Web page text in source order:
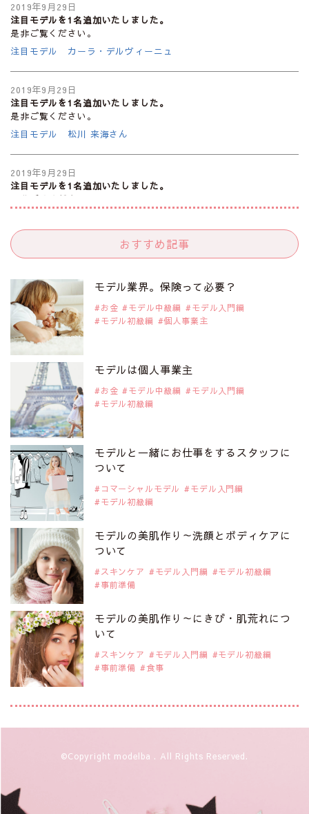
2019年9月29日
注目モデルを1名追加いたしました。
是非ご覧ください。
注目モデル カーラ・デルヴィーニュ
2019年9月29日
注目モデルを1名追加いたしました。
是非ご覧ください。
注目モデル 松川 来海さん
2019年9月29日
注目モデルを1名追加いたしました。
是非ご覧ください。
2019年9月29日
是非ご覧ください。
注目モデル 水原佑果さん
2019年9月29日
是非ご覧ください。
注目モデル CHIHARUさん
2019年9月29日
注目モデルを1名追加いたしました。
是非ご覧ください。
注目モデル 藤井サチさん
2019年9月29日
注目モデルを1名追加いたしました。
是非ご覧ください。
大注目のモデル10人
2019年9月29日
注目モデルを1名追加いたしました。
是非ご覧ください。
注目のアジア系モデル
2019年9月29日
注目モデルを1名追加いたしました。
2019年9月29日
注目モデルを1名追加いたしました。
注目モデル イーランさん
おすすめ記事
モデル業界。保険って必要？
お金 モデル中級編
モデル入門編
モデル初級編
個人事業主
モデルは個人事業主
お金 モデル中級編
モデル入門編
モデル初級編
モデルと一緒にお仕事をするスタッフに
ついて
コマーシャルモデル
モデル入門編
モデル初級編
モデルの美肌作り～洗顔とボディケアに
ついて
スキンケア モデル入門編
モデル初級編
事前準備
モデルの美肌作り～にきび・肌荒れにつ
いて
スキンケア モデル入門編
モデル初級編
事前準備
食事
©Copyright modelba . All Rights Reserved.